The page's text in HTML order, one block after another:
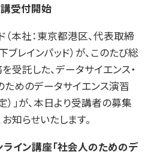
受付開始
本社：東京都港区、代表取締
レインパッド）が、このたび総
託した、データサイエンス・
ためのデータサイエンス演習
」が、本日より受講者の募集
知らせいたします。
イン講座「社会人のためのデ